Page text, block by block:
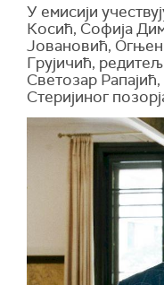
У емисији
Косић, Софија
Јовановић,
Грујичић,
Светозар
Стеријиног